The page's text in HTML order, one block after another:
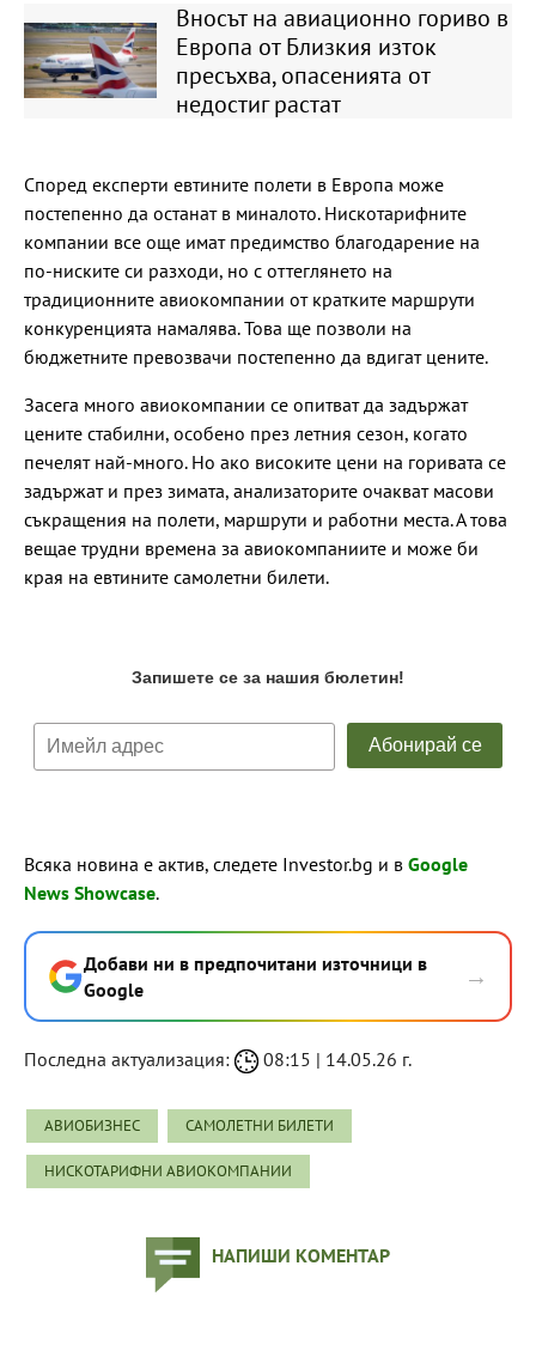
Вносът на авиационно гориво в
Европа от Близкия изток
пресъхва, опасенията от
недостиг растат
Според експерти евтините полети в Европа може
постепенно да останат в миналото. Нискотарифните
компании все още имат предимство благодарение на
по-ниските си разходи, но с оттеглянето на
традиционните авиокомпании от кратките маршрути
конкуренцията намалява. Това ще позволи на
бюджетните превозвачи постепенно да вдигат цените.
Засега много авиокомпании се опитват да задържат
цените стабилни, особено през летния сезон, когато
печелят най-много. Но ако високите цени на горивата се
задържат и през зимата, анализаторите очакват масови
съкращения на полети, маршрути и работни места. А това
вещае трудни времена за авиокомпаниите и може би
края на евтините самолетни билети.
Всяка новина е актив, следете Investor.bg и в Google
News Showcase.
Добави ни в предпочитани източници в
Google
→
Последна актуализация: 08:15 | 14.05.26 г.
АВИОБИЗНЕС САМОЛЕТНИ БИЛЕТИ
НИСКОТАРИФНИ АВИОКОМПАНИИ
НАПИШИ КОМЕНТАР